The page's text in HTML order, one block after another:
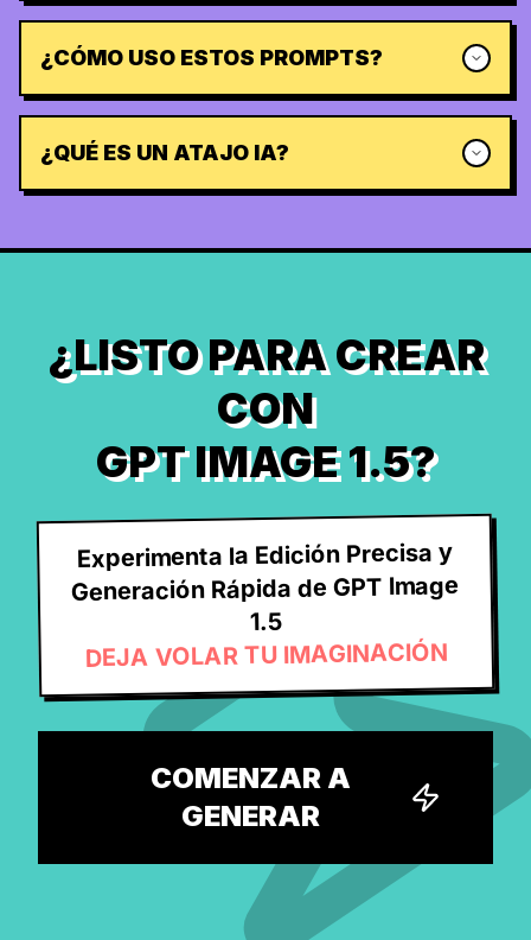
¿CÓMO USO ESTOS PROMPTS?
¿QUÉ ES UN ATAJO IA?
¿LISTO PARA CREAR
CON
GPT IMAGE 1.5?
Experimenta la Edición Precisa y
Generación Rápida de GPT Image
1.5
DEJA VOLAR TU IMAGINACIÓN
COMENZAR A
GENERAR